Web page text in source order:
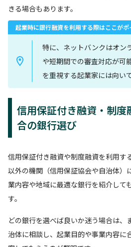
きる場合もあります。
起業時に銀行融資を利用する際はここがポ
特に、ネットバンクはオン
や短期間での審査対応が可
を重視する起業家には向い
信用保証付き融資・制度
合の銀行選び
信用保証付き融資や制度融資を利用す
以外の機関（信用保証協会や自治体）
業内容や地域に最適な銀行を紹介して
す。
どの銀行を選べば良いか迷う場合は、
治体に相談し、起業目的や事業内容に